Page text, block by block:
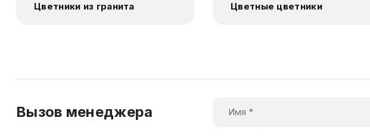
Цветники из гранита Цветные цветники
Вызов менеджера